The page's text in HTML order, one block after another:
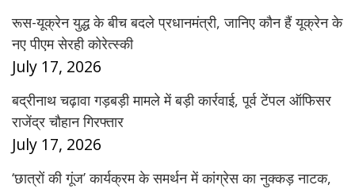
रूस-यूक्रेन युद्ध के बीच बदले प्रधानमंत्री, जानिए कौन हैं यूक्रेन के
नए पीएम सेरही कोरेत्स्की
July 17, 2026
बद्रीनाथ चढ़ावा गड़बड़ी मामले में बड़ी कार्रवाई, पूर्व टेंपल ऑफिसर
राजेंद्र चौहान गिरफ्तार
July 17, 2026
‘छात्रों की गूंज’ कार्यक्रम के समर्थन में कांग्रेस का नुक्कड़ नाटक,